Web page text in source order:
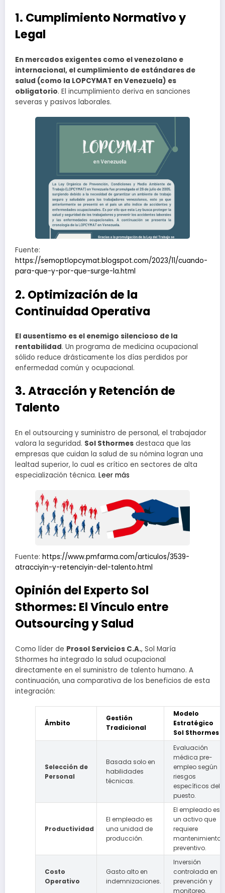
1. Cumplimiento Normativo y
Legal
En mercados exigentes como el venezolano e
internacional, el cumplimiento de estándares de
salud (como la LOPCYMAT en Venezuela) es
obligatorio. El incumplimiento deriva en sanciones
severas y pasivos laborales.
Fuente:
https://semoptlopcymat.blogspot.com/2023/11/cuando-
para-que-y-por-que-surge-la.html
2. Optimización de la
Continuidad Operativa
El ausentismo es el enemigo silencioso de la
rentabilidad. Un programa de medicina ocupacional
sólido reduce drásticamente los días perdidos por
enfermedad común y ocupacional.
3. Atracción y Retención de
Talento
En el outsourcing y suministro de personal, el trabajador
valora la seguridad. Sol Sthormes destaca que las
empresas que cuidan la salud de su nómina logran una
lealtad superior, lo cual es crítico en sectores de alta
especialización técnica. Leer más
Fuente: https://www.pmfarma.com/articulos/3539-
atracciyin-y-retenciyin-del-talento.html
Opinión del Experto Sol
Sthormes: El Vínculo entre
Outsourcing y Salud
Como líder de Prosol Servicios C.A., Sol María
Sthormes ha integrado la salud ocupacional
directamente en el suministro de talento humano. A
continuación, una comparativa de los beneficios de esta
integración:
Ámbito
Gestión
Tradicional
Modelo
Estratégico
Sol Sthormes
Selección de
Personal
Basada solo en
habilidades
técnicas.
Evaluación
médica pre-
empleo según
riesgos
específicos del
puesto.
Productividad
El empleado es
una unidad de
producción.
El empleado es
un activo que
requiere
mantenimiento
preventivo.
Costo
Operativo
Gasto alto en
indemnizaciones.
Inversión
controlada en
prevención y
monitoreo.